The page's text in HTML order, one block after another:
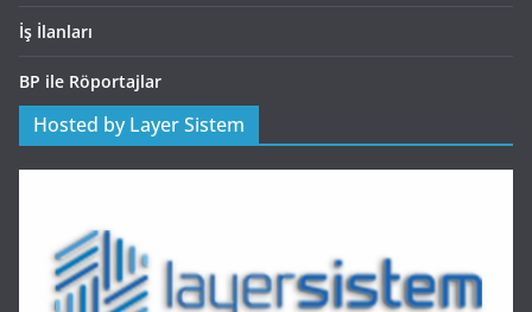
İş İlanları
BP ile Röportajlar
Hosted by Layer Sistem